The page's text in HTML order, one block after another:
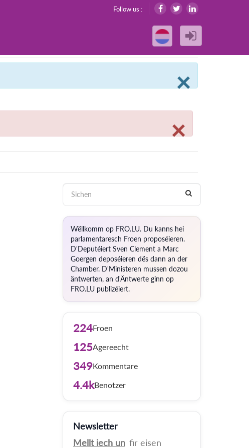
Follow us :
×
×Close
Wëllkomm op FRO.LU. Du kanns hei
parlamentaresch Froen proposéieren.
D'Deputéiert Sven Clement a Marc
Goergen deposéieren dës dann an der
Chamber. D'Ministeren mussen dozou
äntwerten, an d'Äntwerte ginn op
FRO.LU publizéiert.
224Froen
125Agereecht
349Kommentare
4.4kBenotzer
Newsletter
Mellt iech un fir eisen